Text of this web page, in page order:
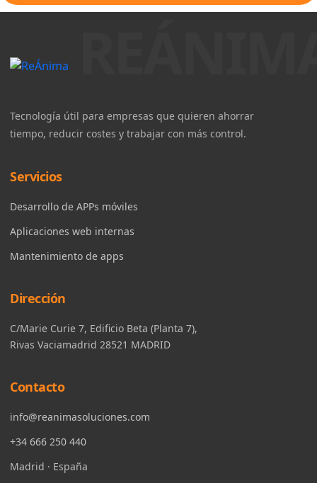
Tecnología útil para empresas que quieren ahorrar
tiempo, reducir costes y trabajar con más control.
Servicios
Desarrollo de APPs móviles
Aplicaciones web internas
Mantenimiento de apps
Dirección
C/Marie Curie 7, Edificio Beta (Planta 7),
Rivas Vaciamadrid 28521 MADRID
Contacto
info@reanimasoluciones.com
+34 666 250 440
Madrid · España